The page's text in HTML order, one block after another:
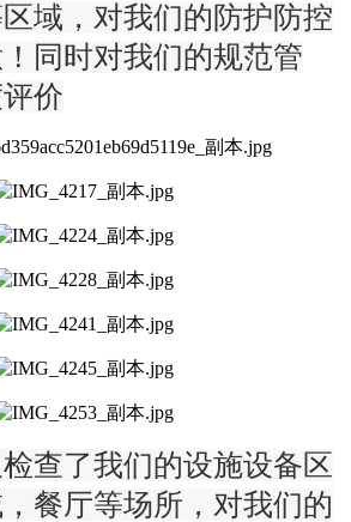
域，对我们的防护防控
同时对我们的规范管
价
查了我们的设施设备区
餐厅等场所，对我们的